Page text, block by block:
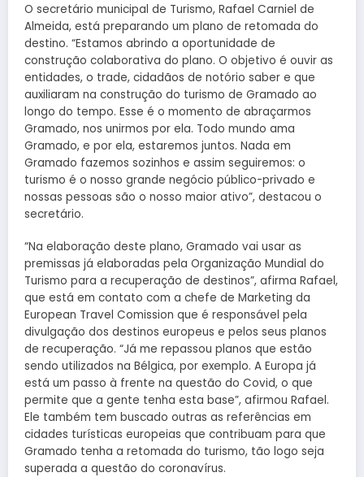
O secretário municipal de Turismo, Rafael Carniel de
Almeida, está preparando um plano de retomada do
destino. “Estamos abrindo a oportunidade de
construção colaborativa do plano. O objetivo é ouvir as
entidades, o trade, cidadãos de notório saber e que
auxiliaram na construção do turismo de Gramado ao
longo do tempo. Esse é o momento de abraçarmos
Gramado, nos unirmos por ela. Todo mundo ama
Gramado, e por ela, estaremos juntos. Nada em
Gramado fazemos sozinhos e assim seguiremos: o
turismo é o nosso grande negócio público-privado e
nossas pessoas são o nosso maior ativo”, destacou o
secretário.
“Na elaboração deste plano, Gramado vai usar as
premissas já elaboradas pela Organização Mundial do
Turismo para a recuperação de destinos”, afirma Rafael,
que está em contato com a chefe de Marketing da
European Travel Comission que é responsável pela
divulgação dos destinos europeus e pelos seus planos
de recuperação. “Já me repassou planos que estão
sendo utilizados na Bélgica, por exemplo. A Europa já
está um passo à frente na questão do Covid, o que
permite que a gente tenha esta base”, afirmou Rafael.
Ele também tem buscado outras as referências em
cidades turísticas europeias que contribuam para que
Gramado tenha a retomada do turismo, tão logo seja
superada a questão do coronavírus.